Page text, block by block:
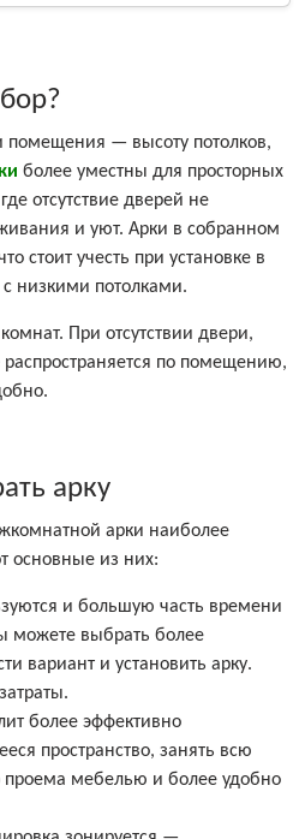
помещения — высоту потолков,
более уместны для просторных
отсутствие дверей не
и уют. Арки в собранном
стоит учесть при установке в
низкими потолками.
При отсутствии двери,
распространяется по помещению,
арку
арки наиболее
основные из них:
и большую часть времени
можете выбрать более
вариант и установить арку.
более эффективно
пространство, занять всю
проема мебелью и более удобно